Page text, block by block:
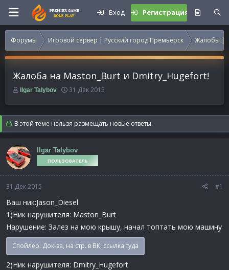
Вход Регистрация
Форумы Игровой сервер | Русский город Премьерск Жалобы |
Жалоба на Maston_Burt и Dmitry_Hugefort!
А
т
о
р
т
е
м
ы
Ilgar Talybov
Д
т
а
н
а
а
л
31 Дек 2015
В этой теме нельзя размещать новые ответы.
Ilgar Talybov
ПОЛЬЗОВАТЕЛЬ
31 Дек 2015 #1
Ваш ник:Jason_Diesel
1)Ник нарушителя: Maston_Burt
Нарушение: Залез на мою крышу, начал топтать мою машину
Спойлер: Док-ва, на стр. в ВК, ссылка туда
2)Ник нарушителя: Dmitry_Hugefort